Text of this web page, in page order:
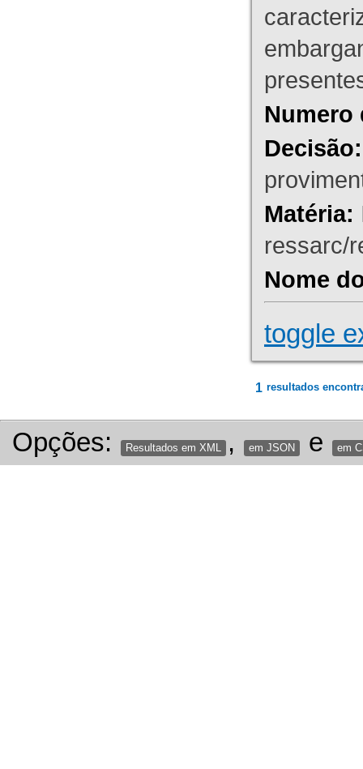
Numero
Decisão:
Matéria:
ressarc/
Nome
toggle
1 resultados
Opções: Resultados em XML , em JSON e em